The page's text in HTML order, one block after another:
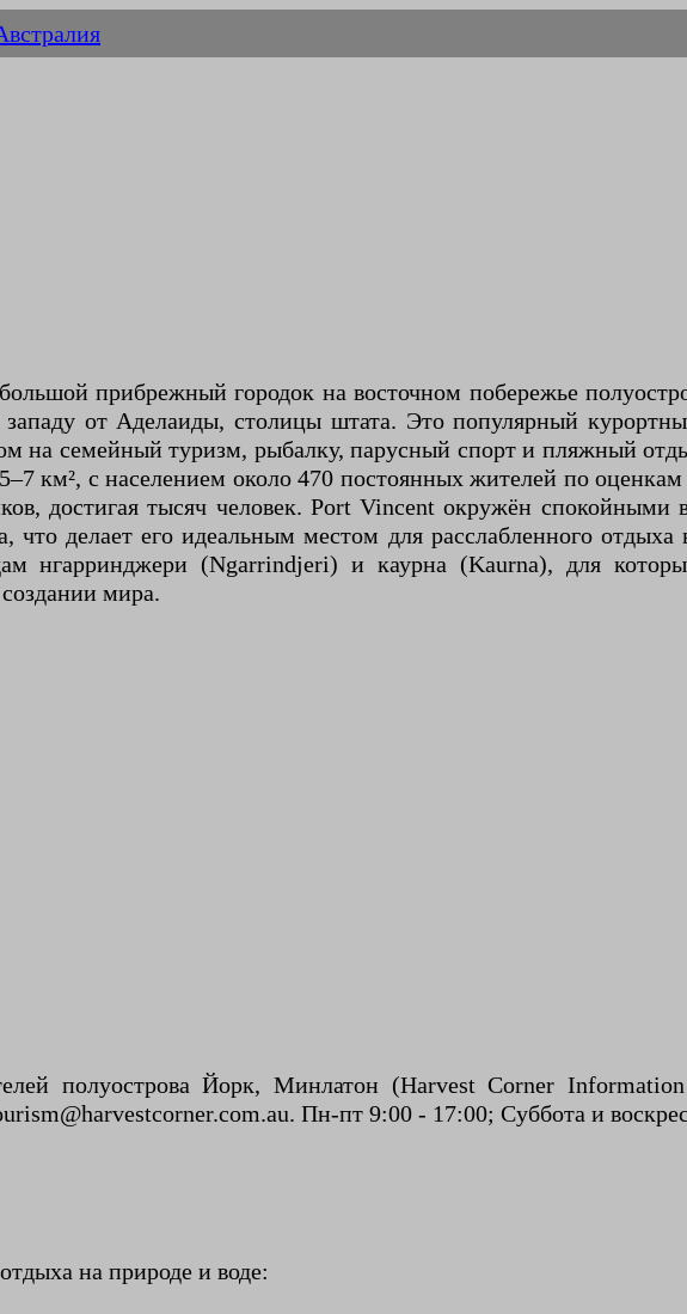
прибрежный городок на восточном побережье
от Аделаиды, столицы штата. Это популярный
на семейный туризм, рыбалку, парусный спорт и пляжный
км², с населением около 470 постоянных жителей по оценкам
достигая тысяч человек. Port Vincent окружён
что делает его идеальным местом для расслабленного
нгарринджери (Ngarrindjeri) и каурна (Kaurna), для
мира.
полуострова Йорк, Минлатон (Harvest Corner
Пн-пт 9:00 - 17:00; Суббота и
на природе и воде: